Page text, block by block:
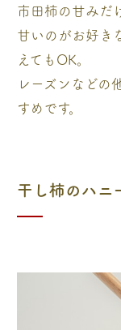
市田柿の甘みだ
甘いのがお好き
えてもOK。
レーズンなどの
すめです。
干し柿のハニ